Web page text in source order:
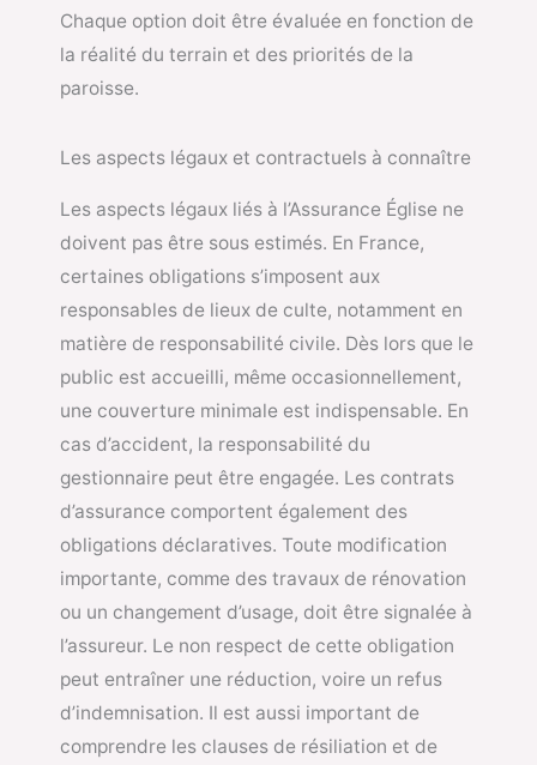
Chaque option doit être évaluée en fonction de
la réalité du terrain et des priorités de la
paroisse.
Les aspects légaux et contractuels à connaître
Les aspects légaux liés à l’Assurance Église ne
doivent pas être sous estimés. En France,
certaines obligations s’imposent aux
responsables de lieux de culte, notamment en
matière de responsabilité civile. Dès lors que le
public est accueilli, même occasionnellement,
une couverture minimale est indispensable. En
cas d’accident, la responsabilité du
gestionnaire peut être engagée. Les contrats
d’assurance comportent également des
obligations déclaratives. Toute modification
importante, comme des travaux de rénovation
ou un changement d’usage, doit être signalée à
l’assureur. Le non respect de cette obligation
peut entraîner une réduction, voire un refus
d’indemnisation. Il est aussi important de
comprendre les clauses de résiliation et de